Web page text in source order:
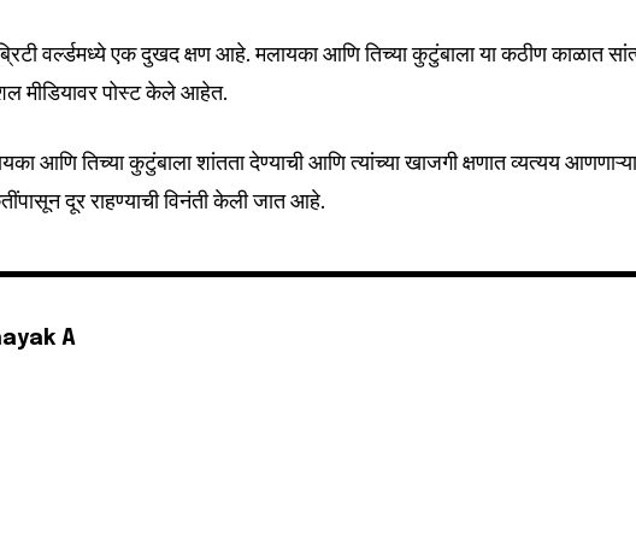
वर्ल्डमध्ये एक दुखद क्षण आहे. मलायका आणि तिच्या कुटुंबाला या कठीण काळात
मीडियावर पोस्ट केले आहेत.
आणि तिच्या कुटुंबाला शांतता देण्याची आणि त्यांच्या खाजगी क्षणात व्यत्यय
दूर राहण्याची विनंती केली जात आहे.
A